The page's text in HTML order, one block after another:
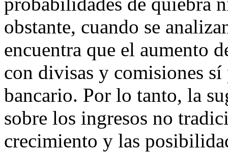
obstante, cuando se
encuentra que el aumento
con divisas y comisiones
bancario. Por lo tanto, la
sobre los ingresos no
crecimiento y las